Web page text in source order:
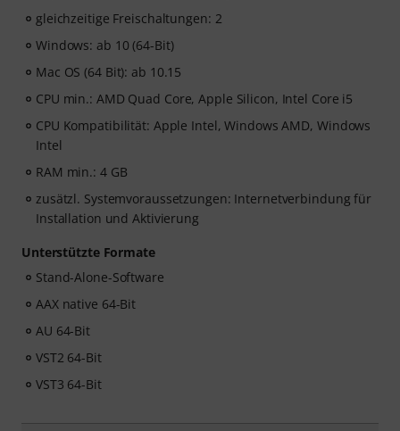
gleichzeitige Freischaltungen: 2
Windows: ab 10 (64-Bit)
Mac OS (64 Bit): ab 10.15
CPU min.: AMD Quad Core, Apple Silicon, Intel Core i5
CPU Kompatibilität: Apple Intel, Windows AMD, Windows
Intel
RAM min.: 4 GB
zusätzl. Systemvoraussetzungen: Internetverbindung für
Installation und Aktivierung
Unterstützte Formate
Stand-Alone-Software
AAX native 64-Bit
AU 64-Bit
VST2 64-Bit
VST3 64-Bit